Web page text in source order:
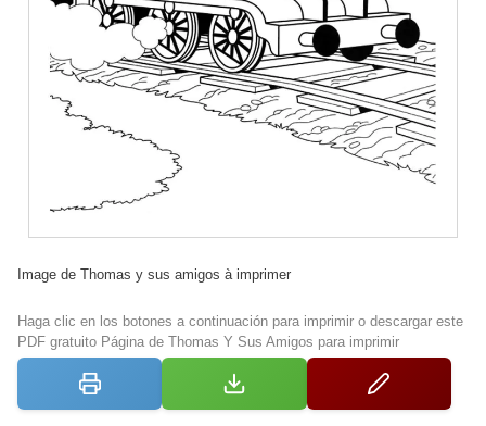
Image de Thomas y sus amigos à imprimer
Haga clic en los botones a continuación para imprimir o descargar este
PDF gratuito Página de Thomas Y Sus Amigos para imprimir